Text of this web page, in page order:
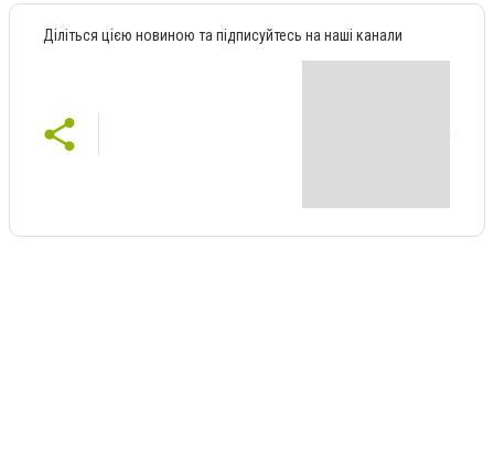
Діліться цією новиною та підписуйтесь на наші канали